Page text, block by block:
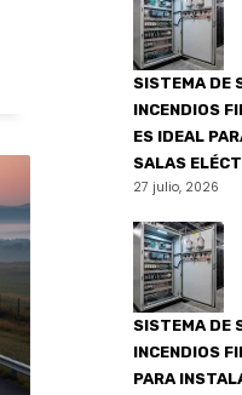
SISTEMA DE
INCENDIOS
ES IDEAL
SALAS
27 julio, 2026
SISTEMA DE
INCENDIOS
PARA